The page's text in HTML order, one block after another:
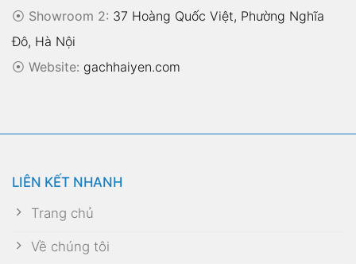
⦿ Showroom 2: 37 Hoàng Quốc Việt, Phường Nghĩa
Đô, Hà Nội
⦿ Website: gachhaiyen.com
LIÊN KẾT NHANH
Trang chủ
Về chúng tôi